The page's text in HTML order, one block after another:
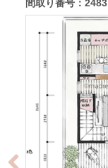
間取り番号：2483